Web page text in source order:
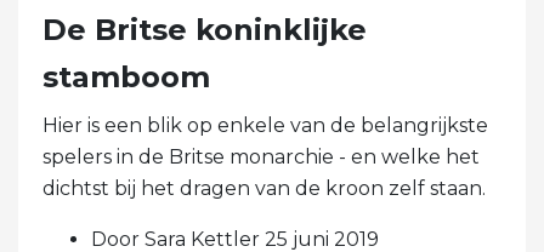
De Britse koninklijke
stamboom
Hier is een blik op enkele van de belangrijkste
spelers in de Britse monarchie - en welke het
dichtst bij het dragen van de kroon zelf staan.
Door Sara Kettler 25 juni 2019